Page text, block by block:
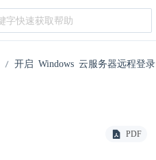
开启 Windows 云服务器远程登录
PDF